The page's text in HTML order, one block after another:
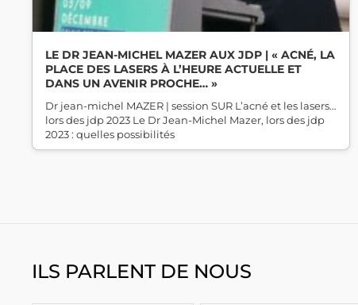
LE DR JEAN-MICHEL MAZER AUX JDP | « ACNÉ, LA
PLACE DES LASERS À L’HEURE ACTUELLE ET
DANS UN AVENIR PROCHE… »
Dr jean-michel MAZER | session SUR L’acné et les lasers…
lors des jdp 2023 Le Dr Jean-Michel Mazer, lors des jdp
2023 : quelles possibilités
ILS PARLENT DE NOUS